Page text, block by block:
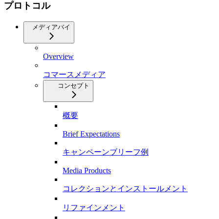
プロトコル
メディアバイ
Overview
コマースメディア
コンセプト
概要
Brief Expectations
キャンペーンブリーフ例
Media Products
コレクションとインストールメント
リファインメント